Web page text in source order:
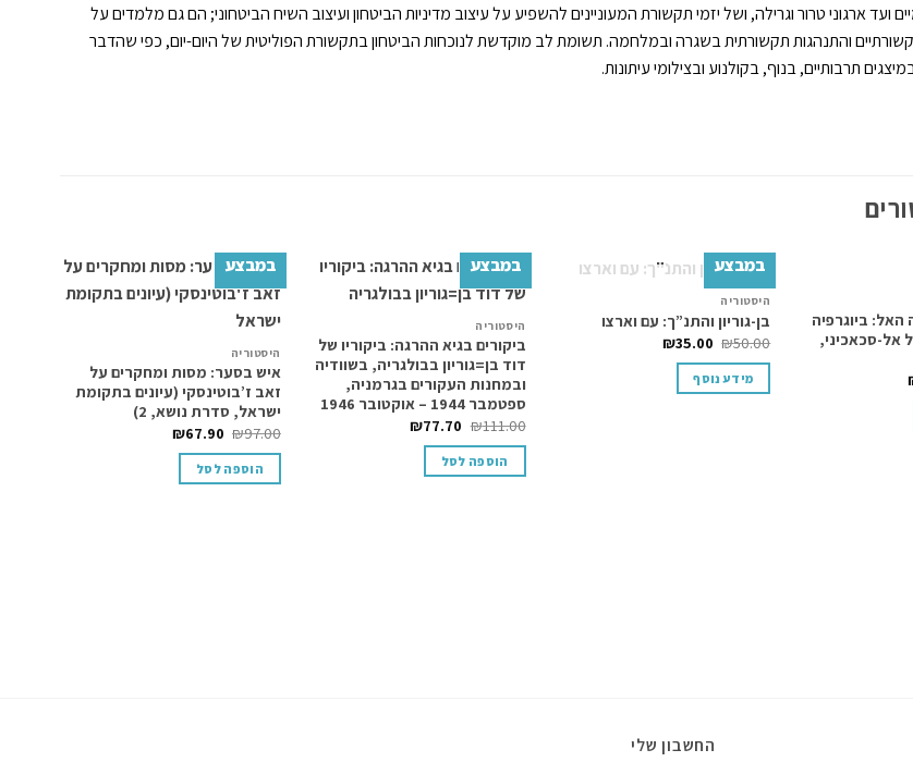
ועד ארגוני טרור וגרילה, ושל יזמי תקשורת המעוניינים להשפיע על עיצוב מדיניות הביטחון ועיצוב השיח הביטחוני; הם גם מלמדים על
והתנהגות תקשורתית בשגרה ובמלחמה. תשומת לב מוקדשת לנוכחות הביטחון בתקשורת הפוליטית של היום-יום, כפי שהדבר
תרבותיים, בנוף, בקולנוע ובצילומי עיתונות.
wishlist
ביוגרפיה
אל-סכאכיני,
במבצע
היסטוריה
בן-גוריון והתנ”ך: עם וארצו
₪50.00
₪35.00
מידע נוסף
במבצע
היסטוריה
ביקורים בגיא ההרגה: ביקוריו של
דוד בן=גוריון בבולגריה, בשוודיה
ובמחנות העקורים בגרמניה,
ספטמבר 1944 – אוקטובר 1946
₪111.00
₪77.70
הוספה לסל
במבצע
היסטוריה
איש בסער: מסות ומחקרים על
זאב ז’בוטינסקי (עיונים בתקומת
ישראל, סדרת נושא, 2)
₪97.00
₪67.90
הוספה לסל
החשבון שלי